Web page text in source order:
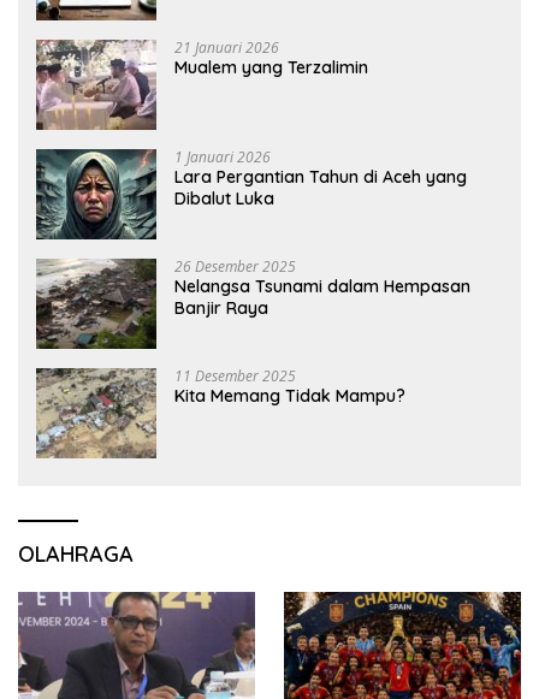
21 Januari 2026
Mualem yang Terzalimin
1 Januari 2026
Lara Pergantian Tahun di Aceh yang
Dibalut Luka
26 Desember 2025
Nelangsa Tsunami dalam Hempasan
Banjir Raya
11 Desember 2025
Kita Memang Tidak Mampu?
OLAHRAGA